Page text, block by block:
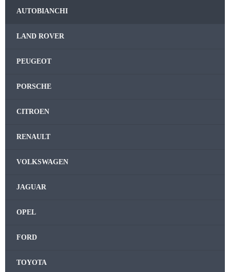
AUTOBIANCHI
LAND ROVER
PEUGEOT
PORSCHE
CITROEN
RENAULT
VOLKSWAGEN
JAGUAR
OPEL
FORD
TOYOTA